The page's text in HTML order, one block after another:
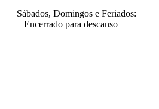
Sábados, Domingos e Feriados:
Encerrado para descanso